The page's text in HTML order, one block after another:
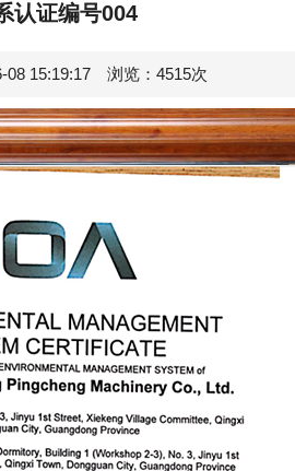
认证编号004
08 15:19:17 浏览：4515次